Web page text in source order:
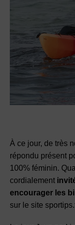
À ce jour, de très
répondu présent
100% féminin.
cordialement
encourager les
sur le site